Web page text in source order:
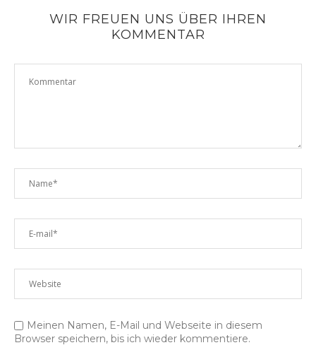
WIR FREUEN UNS ÜBER IHREN
KOMMENTAR
Meinen Namen, E-Mail und Webseite in diesem
Browser speichern, bis ich wieder kommentiere.